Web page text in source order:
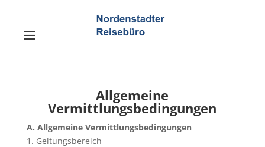
Allgemeine
Vermittlungsbedingungen
A. Allgemeine Vermittlungsbedingungen
1. Geltungsbereich